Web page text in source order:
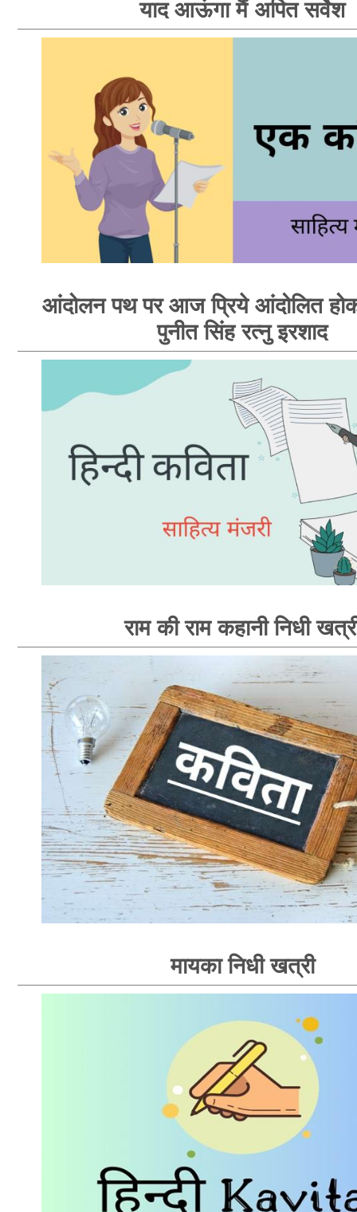
याद आऊंगा मैं अर्पित सर्वेश
आंदोलन पथ पर आज प्रिये आंदोलित
पुनीत सिंह रत्नु इरशाद
राम की राम कहानी निधी
मायका निधी खत्री